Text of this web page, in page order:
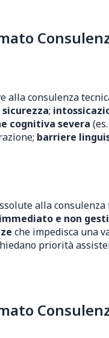
alla consulenza
sicurezza;
cognitiva severa
barriere
alla
e non
che impedisca una
priorità